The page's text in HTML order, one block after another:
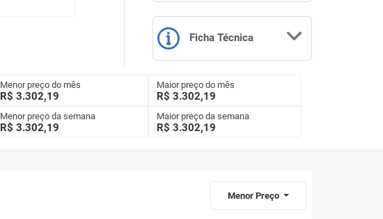
Ficha Técnica
Menor preço do mês
R$ 3.302,19
Maior preço do mês
R$ 3.302,19
Menor preço da semana
R$ 3.302,19
Maior preço da semana
R$ 3.302,19
Menor Preço